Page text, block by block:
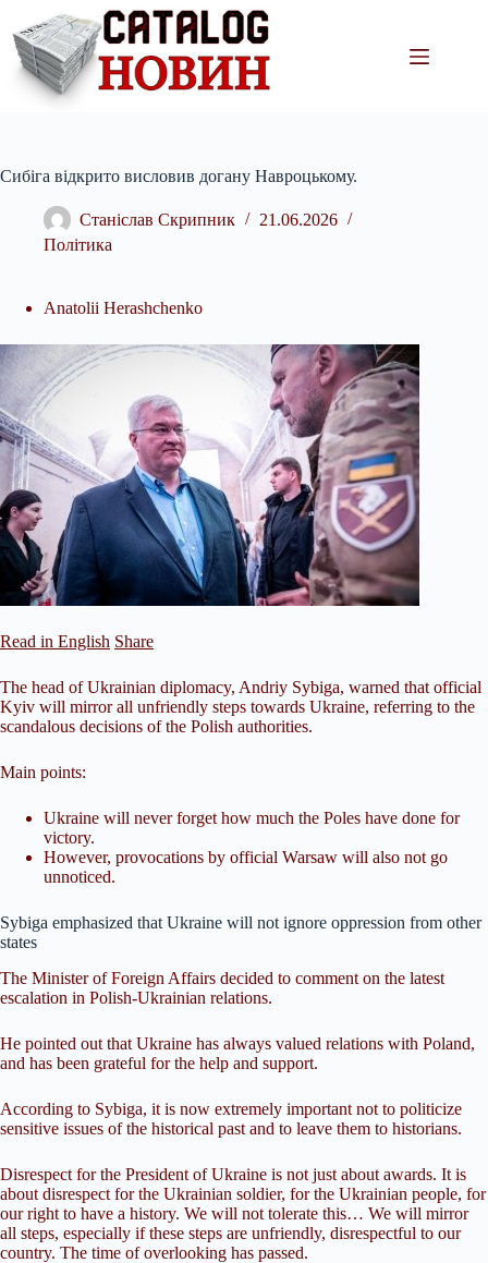
вмісту
Сибіга відкрито висловив догану Навроцькому.
Станіслав Скрипник
21.06.2026
Політика
Anatolii Herashchenko
Read in English Share
The head of Ukrainian diplomacy, Andriy Sybiga, warned that official
Kyiv will mirror all unfriendly steps towards Ukraine, referring to the
scandalous decisions of the Polish authorities.
Main points:
Ukraine will never forget how much the Poles have done for
victory.
However, provocations by official Warsaw will also not go
unnoticed.
Sybiga emphasized that Ukraine will not ignore oppression from other
states
The Minister of Foreign Affairs decided to comment on the latest
escalation in Polish-Ukrainian relations.
He pointed out that Ukraine has always valued relations with Poland,
and has been grateful for the help and support.
According to Sybiga, it is now extremely important not to politicize
sensitive issues of the historical past and to leave them to historians.
Disrespect for the President of Ukraine is not just about awards. It is
about disrespect for the Ukrainian soldier, for the Ukrainian people, for
our right to have a history. We will not tolerate this… We will mirror
all steps, especially if these steps are unfriendly, disrespectful to our
country. The time of overlooking has passed.